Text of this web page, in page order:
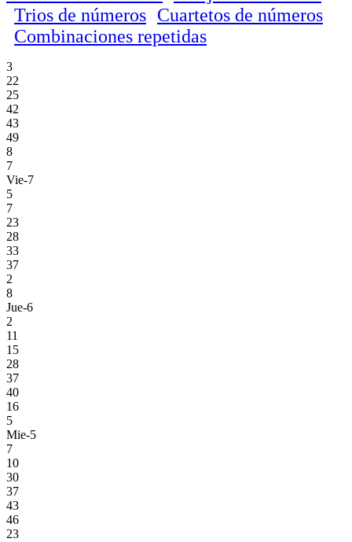
Trios de números Cuartetos de números
Combinaciones repetidas
3
22
25
42
43
49
8
7
Vie-7
5
7
23
28
33
37
2
8
Jue-6
2
11
15
28
37
40
16
5
Mie-5
7
10
30
37
43
46
23